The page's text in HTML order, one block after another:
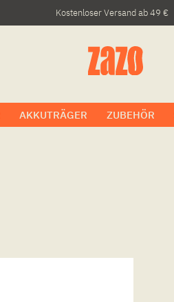
Kostenloser Versand ab 49 €
AKKUTRÄGER ZUBEHÖR